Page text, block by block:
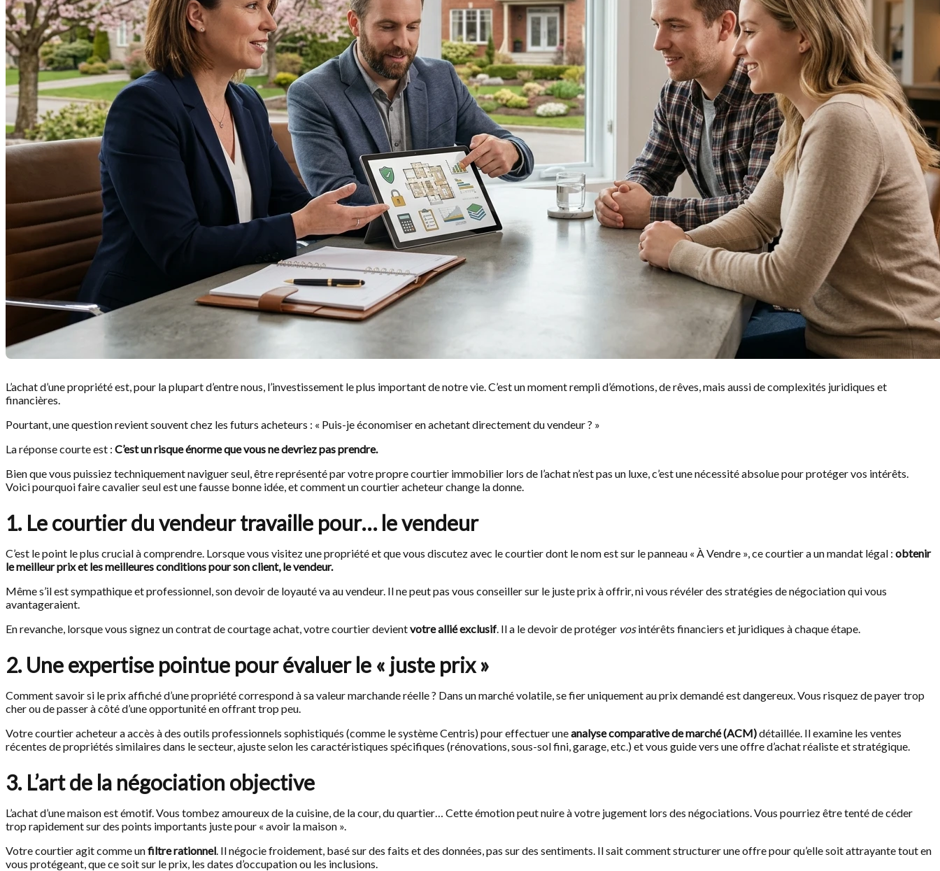
L’achat d’une propriété est, pour la plupart d’entre nous, l’investissement le plus important de notre vie. C’est un moment rempli d’émotions, de rêves, mais aussi de complexités juridiques et
financières.
Pourtant, une question revient souvent chez les futurs acheteurs : « Puis-je économiser en achetant directement du vendeur ? »
La réponse courte est : C’est un risque énorme que vous ne devriez pas prendre.
Bien que vous puissiez techniquement naviguer seul, être représenté par votre propre courtier immobilier lors de l’achat n’est pas un luxe, c’est une nécessité absolue pour protéger vos intérêts.
Voici pourquoi faire cavalier seul est une fausse bonne idée, et comment un courtier acheteur change la donne.
1. Le courtier du vendeur travaille pour… le vendeur
C’est le point le plus crucial à comprendre. Lorsque vous visitez une propriété et que vous discutez avec le courtier dont le nom est sur le panneau « À Vendre », ce courtier a un mandat légal : obtenir
le meilleur prix et les meilleures conditions pour son client, le vendeur.
Même s’il est sympathique et professionnel, son devoir de loyauté va au vendeur. Il ne peut pas vous conseiller sur le juste prix à offrir, ni vous révéler des stratégies de négociation qui vous
avantageraient.
En revanche, lorsque vous signez un contrat de courtage achat, votre courtier devientvotre allié exclusif. Il a le devoir de protéger vosintérêts financiers et juridiques à chaque étape.
2. Une expertise pointue pour évaluer le « juste prix »
Comment savoir si le prix affiché d’une propriété correspond à sa valeur marchande réelle ? Dans un marché volatile, se fier uniquement au prix demandé est dangereux. Vous risquez de payer trop
cher ou de passer à côté d’une opportunité en offrant trop peu.
Votre courtier acheteur a accès à des outils professionnels sophistiqués (comme le système Centris) pour effectuer uneanalyse comparative de marché (ACM)détaillée. Il examine les ventes
récentes de propriétés similaires dans le secteur, ajuste selon les caractéristiques spécifiques (rénovations, sous-sol fini, garage, etc.) et vous guide vers une offre d’achat réaliste et stratégique.
3. L’art de la négociation objective
L’achat d’une maison est émotif. Vous tombez amoureux de la cuisine, de la cour, du quartier… Cette émotion peut nuire à votre jugement lors des négociations. Vous pourriez être tenté de céder
trop rapidement sur des points importants juste pour « avoir la maison ».
Votre courtier agit comme unfiltre rationnel. Il négocie froidement, basé sur des faits et des données, pas sur des sentiments. Il sait comment structurer une offre pour qu’elle soit attrayante tout en
vous protégeant, que ce soit sur le prix, les dates d’occupation ou les inclusions.